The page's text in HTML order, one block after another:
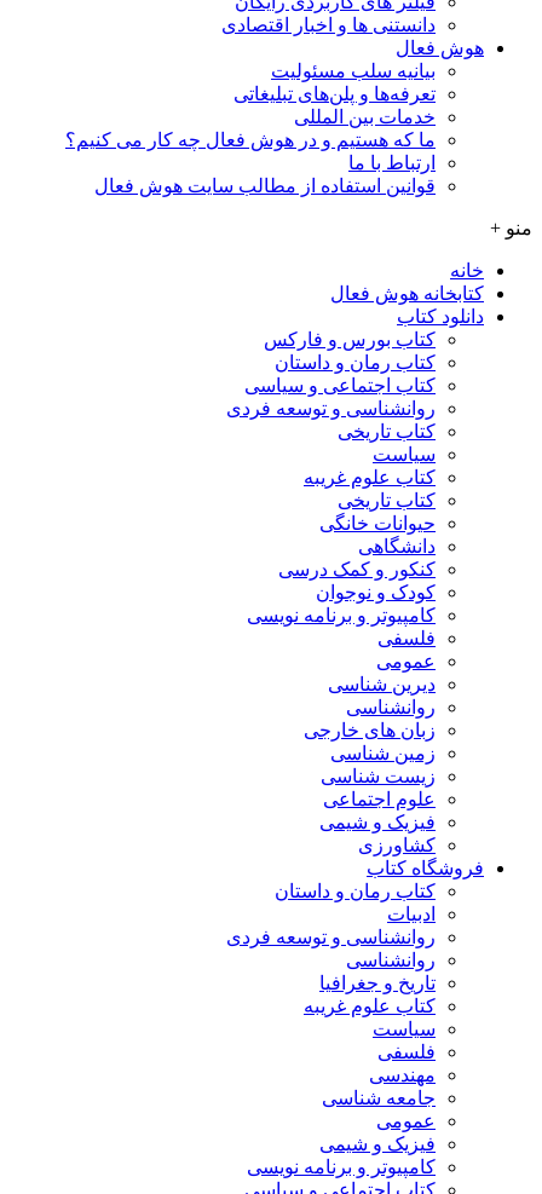
دانستنی ها و اخبار اقتصادی
هوش فعال
بیانیه سلب مسئولیت
تعرفه‌ها و پلن‌های تبلیغاتی
خدمات بین المللی
ما که هستیم و در هوش فعال چه کار می کنیم؟
ارتباط با ما
قوانین استفاده از مطالب سایت هوش فعال
منو +
خانه
کتابخانه هوش فعال
دانلود کتاب
کتاب بورس و فارکس
کتاب رمان و داستان
کتاب اجتماعی و سیاسی
روانشناسی و توسعه فردی
کتاب تاریخی
سیاست
کتاب علوم غریبه
کتاب تاریخی
حیوانات خانگی
دانشگاهی
کنکور و کمک‌ درسی
کودک و نوجوان
کامپیوتر و برنامه نویسی
فلسفی
عمومی
دیرین شناسی
روانشناسی
زبان های خارجی
زمین شناسی
زیست شناسی
علوم اجتماعی
فیزیک و شیمی
کشاورزی
فروشگاه کتاب
کتاب رمان و داستان
ادبیات
روانشناسی و توسعه فردی
روانشناسی
تاریخ و جغرافیا
کتاب علوم غریبه
سیاست
فلسفی
مهندسی
جامعه شناسی
عمومی
فیزیک و شیمی
کامپیوتر و برنامه نویسی
کتاب اجتماعی و سیاسی